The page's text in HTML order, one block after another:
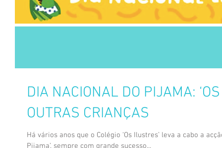
DIA NACIONAL DO PIJAMA:
OUTRAS CRIANÇAS
Há vários anos que o Colégio ‘Os Ilustres’ leva a cabo a
Pijama’, sempre com grande sucesso...